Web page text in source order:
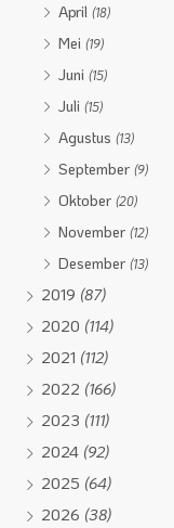
April(18)
Mei(19)
Juni(15)
Juli(15)
Agustus(13)
September(9)
Oktober(20)
November(12)
Desember(13)
2019 (87)
2020 (114)
2021 (112)
2022 (166)
2023 (111)
2024 (92)
2025 (64)
2026 (38)